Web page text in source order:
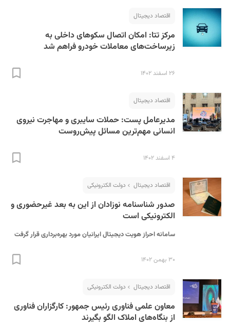
اقتصاد دیجیتال
مرکز تتا: امکان اتصال سکوهای داخلی به
زیرساخت‌های معاملات خودرو فراهم شد
۲۶ اسفند ۱۴۰۲
اقتصاد دیجیتال
مدیرعامل پست: حملات سایبری و مهاجرت نیروی
انسانی مهم‌ترین مسائل پیش‌روست
۴ اسفند ۱۴۰۲
اقتصاد دیجیتال دولت الکترونیکی
صدور شناسنامه نوزادان از این به بعد غیرحضوری و
الکترونیکی است
سامانه احراز هویت دیجیتال ایرانیان مورد بهره‌برداری قرار گرفت
۳۰ بهمن ۱۴۰۲
اقتصاد دیجیتال دولت الکترونیکی
معاون علمی فناوری رئیس جمهور: کارگزاران فناوری
از بنگاه‌های املاک الگو بگیرند